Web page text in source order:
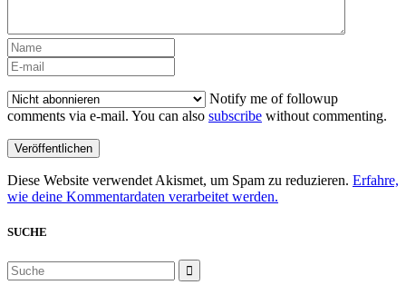
Notify me of followup
comments via e-mail. You can also subscribe without commenting.
Diese Website verwendet Akismet, um Spam zu reduzieren. Erfahre,
wie deine Kommentardaten verarbeitet werden.
SUCHE